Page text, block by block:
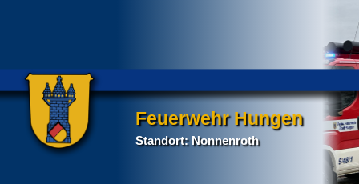
Feuerwehr Hungen
Standort: Nonnenroth